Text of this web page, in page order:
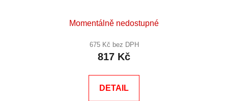
hodnocení
produktu
je
z
Momentálně nedostupné
675 Kč bez DPH
817 Kč
DETAIL